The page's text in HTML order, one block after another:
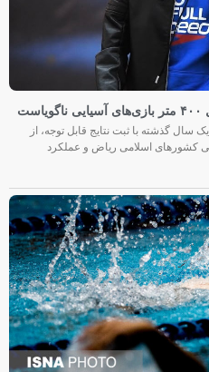
سال گذشته با ثبت نتایج قابل توجه، از
کشورهای اسلامی ریاض و عملکرد